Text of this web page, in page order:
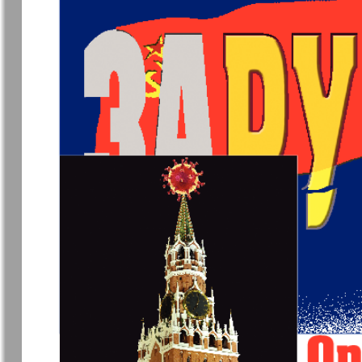
1
7
Апельсин
МК-Германия
планета мнений
МК-
Новые Земляки
Партнер-
Телеграф